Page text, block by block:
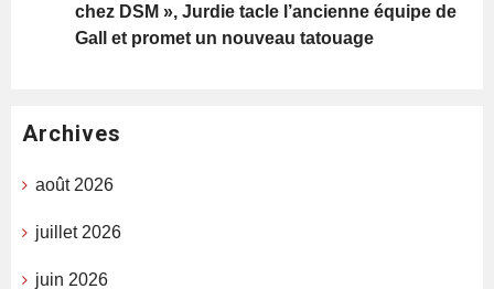
chez DSM », Jurdie tacle l’ancienne équipe de
Gall et promet un nouveau tatouage
Archives
août 2026
juillet 2026
juin 2026